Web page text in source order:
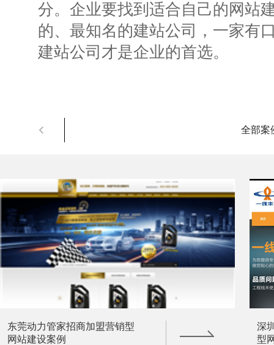
分。企业要找到适合自己的网站
的、最知名的建站公司，一家有
建站公司才是企业的首选。
全部案
东莞动力管家招商加盟营销型
网站建设案例
深
型